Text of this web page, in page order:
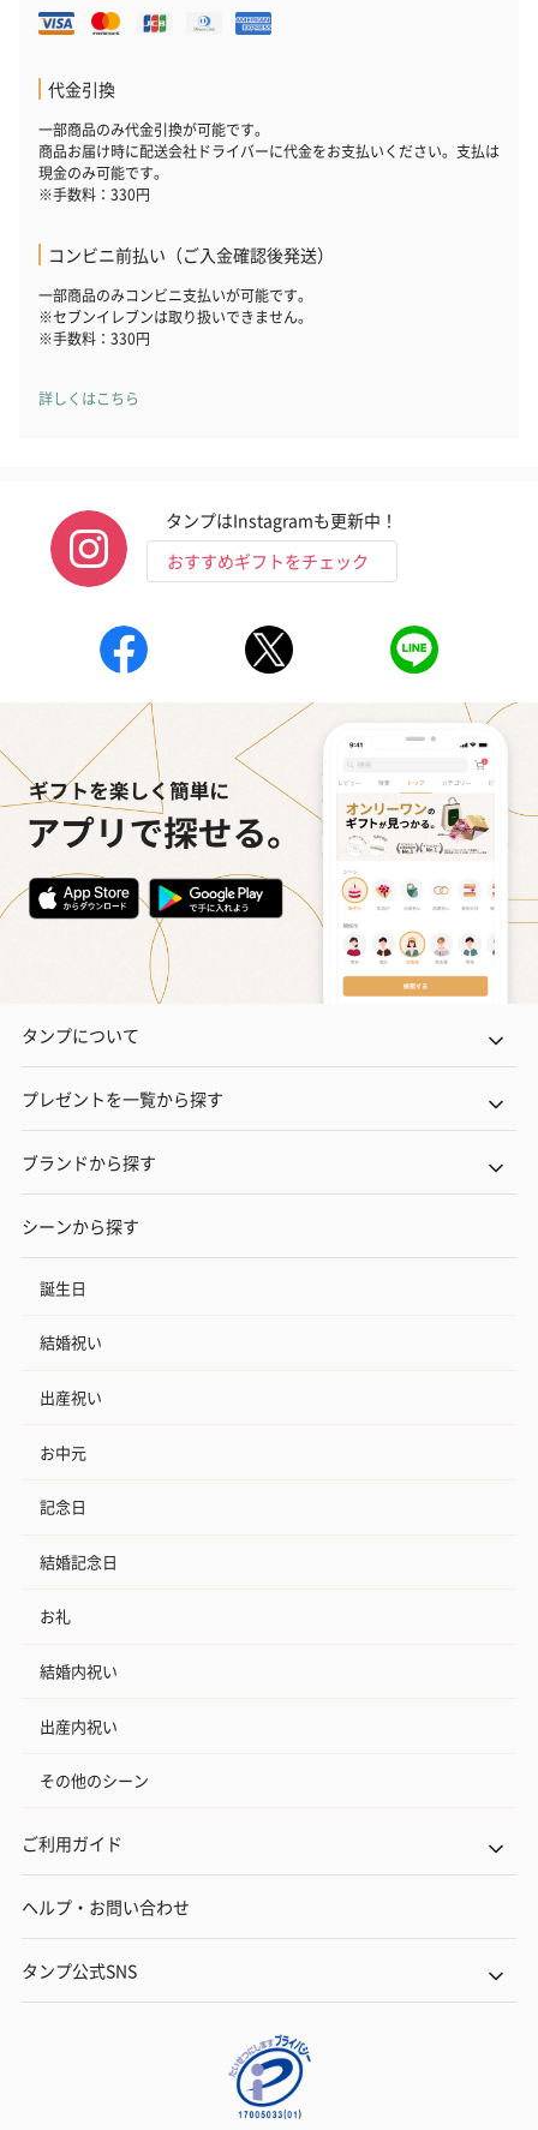
花束ハンドタオル（ピ
ンク）（1,760円）
キャンドル・お香
キャンドル・お香を同梱してお届けいたします。
フラッグカプセル：イ
（END）（880円）
フラッグカプセル：イ
（St.OSMANTHUS）
（880円）
（880円）
おつまみ・その他
お酒にぴったりのおつまみ・サプリを同梱してお届けいたしま
す。
いぶりがっことチーズ
ン）（981円）
しょっつるナ
代金引換
一部商品のみ代金引換が可能です。
商品お届け時に配送会社ドライバーに代金をお支払いください。支払は
現金のみ可能です。
※手数料：330円
コンビニ前払い（ご入金確認後発送）
一部商品のみコンビニ支払いが可能です。
※セブンイレブンは取り扱いできません。
※手数料：330円
詳しくはこちら
タンプはInstagramも更新中！
おすすめギフトをチェック
タンプについて
プレゼントを一覧から探す
ブランドから探す
シーンから探す
誕生日
結婚祝い
出産祝い
お中元
記念日
結婚記念日
お礼
結婚内祝い
出産内祝い
その他のシーン
ご利用ガイド
ヘルプ・お問い合わせ
タンプ公式SNS